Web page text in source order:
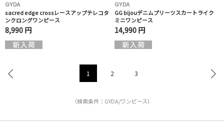
GYDA
sacred edge crossレースアップテレコタ
ンクロングワンピース
8,990 円
GYDA
GG bijouデニムプリーツスカートライク
ミニワンピース
14,990 円
1 2 3
（検索条件：GYDA/ワンピース）